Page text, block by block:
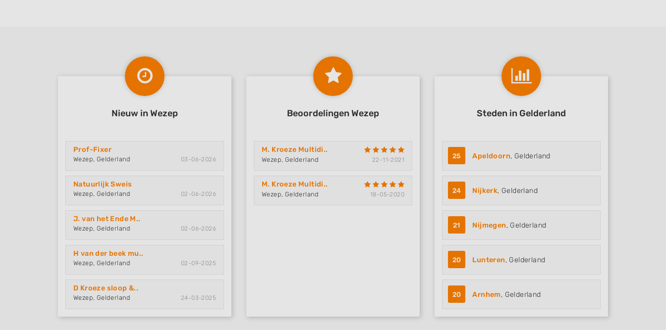
Nieuw in Wezep
Prof-Fixer
Wezep, Gelderland 03-06-2026
Natuurlijk Sweis
Wezep, Gelderland 02-06-2026
J. van het Ende M..
Wezep, Gelderland 02-06-2026
H van der beek mu..
Wezep, Gelderland 02-09-2025
D Kroeze sloop &..
Wezep, Gelderland 24-03-2025
Beoordelingen Wezep
M. Kroeze Multidi..
Wezep, Gelderland 22-11-2021
M. Kroeze Multidi..
Wezep, Gelderland 18-05-2020
Steden in Gelderland
25 Apeldoorn, Gelderland
24 Nijkerk, Gelderland
21 Nijmegen, Gelderland
20 Lunteren, Gelderland
20 Arnhem, Gelderland